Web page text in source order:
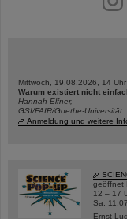
Mittwoch, 19.08.2026, 14 Uhr
Warum existiert nicht
Hannah Elfner,
GSI/FAIR/Goethe-Universität
Anmeldung und weitere
geöffnet
12 – 17
Sa,
Ernst-